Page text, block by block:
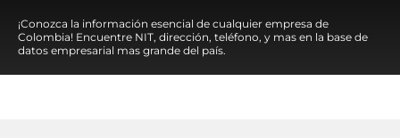
¡Conozca la información esencial de cualquier empresa de
Colombia! Encuentre NIT, dirección, teléfono, y mas en la base de
datos empresarial mas grande del país.